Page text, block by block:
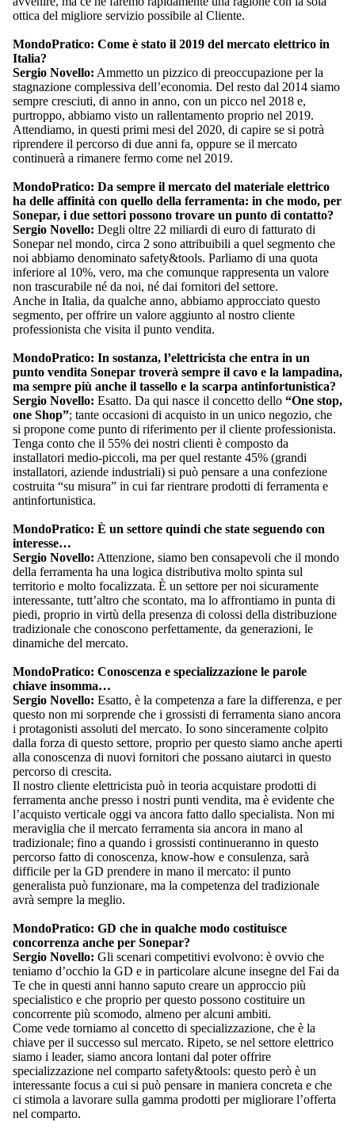
ottica del migliore servizio possibile al Cliente.
MondoPratico: Come è stato il 2019 del mercato elettrico in
Italia?
Sergio Novello: Ammetto un pizzico di preoccupazione per la
stagnazione complessiva dell’economia. Del resto dal 2014 siamo
sempre cresciuti, di anno in anno, con un picco nel 2018 e,
purtroppo, abbiamo visto un rallentamento proprio nel 2019.
Attendiamo, in questi primi mesi del 2020, di capire se si potrà
riprendere il percorso di due anni fa, oppure se il mercato
continuerà a rimanere fermo come nel 2019.
MondoPratico: Da sempre il mercato del materiale elettrico
ha delle affinità con quello della ferramenta: in che modo, per
Sonepar, i due settori possono trovare un punto di contatto?
Sergio Novello: Degli oltre 22 miliardi di euro di fatturato di
Sonepar nel mondo, circa 2 sono attribuibili a quel segmento che
noi abbiamo denominato safety&tools. Parliamo di una quota
inferiore al 10%, vero, ma che comunque rappresenta un valore
non trascurabile né da noi, né dai fornitori del settore.
Anche in Italia, da qualche anno, abbiamo approcciato questo
segmento, per offrire un valore aggiunto al nostro cliente
professionista che visita il punto vendita.
MondoPratico: In sostanza, l’elettricista che entra in un
punto vendita Sonepar troverà sempre il cavo e la lampadina,
ma sempre più anche il tassello e la scarpa antinfortunistica?
Sergio Novello: Esatto. Da qui nasce il concetto dello “One stop,
one Shop”; tante occasioni di acquisto in un unico negozio, che
si propone come punto di riferimento per il cliente professionista.
Tenga conto che il 55% dei nostri clienti è composto da
installatori medio-piccoli, ma per quel restante 45% (grandi
installatori, aziende industriali) si può pensare a una confezione
costruita “su misura” in cui far rientrare prodotti di ferramenta e
antinfortunistica.
MondoPratico: È un settore quindi che state seguendo con
interesse…
Sergio Novello: Attenzione, siamo ben consapevoli che il mondo
della ferramenta ha una logica distributiva molto spinta sul
territorio e molto focalizzata. È un settore per noi sicuramente
interessante, tutt’altro che scontato, ma lo affrontiamo in punta di
piedi, proprio in virtù della presenza di colossi della distribuzione
tradizionale che conoscono perfettamente, da generazioni, le
dinamiche del mercato.
MondoPratico: Conoscenza e specializzazione le parole
chiave insomma…
Sergio Novello: Esatto, è la competenza a fare la differenza, e per
questo non mi sorprende che i grossisti di ferramenta siano ancora
i protagonisti assoluti del mercato. Io sono sinceramente colpito
dalla forza di questo settore, proprio per questo siamo anche aperti
alla conoscenza di nuovi fornitori che possano aiutarci in questo
percorso di crescita.
Il nostro cliente elettricista può in teoria acquistare prodotti di
ferramenta anche presso i nostri punti vendita, ma è evidente che
l’acquisto verticale oggi va ancora fatto dallo specialista. Non mi
meraviglia che il mercato ferramenta sia ancora in mano al
tradizionale; fino a quando i grossisti continueranno in questo
percorso fatto di conoscenza, know-how e consulenza, sarà
difficile per la GD prendere in mano il mercato: il punto
generalista può funzionare, ma la competenza del tradizionale
avrà sempre la meglio.
MondoPratico: GD che in qualche modo costituisce
concorrenza anche per Sonepar?
Sergio Novello: Gli scenari competitivi evolvono: è ovvio che
teniamo d’occhio la GD e in particolare alcune insegne del Fai da
Te che in questi anni hanno saputo creare un approccio più
specialistico e che proprio per questo possono costituire un
concorrente più scomodo, almeno per alcuni ambiti.
Come vede torniamo al concetto di specializzazione, che è la
chiave per il successo sul mercato. Ripeto, se nel settore elettrico
siamo i leader, siamo ancora lontani dal poter offrire
specializzazione nel comparto safety&tools: questo però è un
interessante focus a cui si può pensare in maniera concreta e che
ci stimola a lavorare sulla gamma prodotti per migliorare l’offerta
nel comparto.